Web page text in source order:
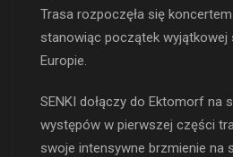
Trasa rozpoczęła się
stanowiąc początek wyjątkowej
Europie.
SENKI dołączy do Ektomorf na
występów w pierwszej części
swoje intensywne brzmienie na